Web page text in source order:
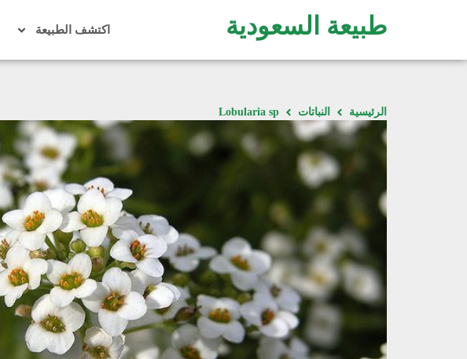
طبيعة السعودية اكتشف الطبيعة
الرئيسية النباتات Lobularia sp